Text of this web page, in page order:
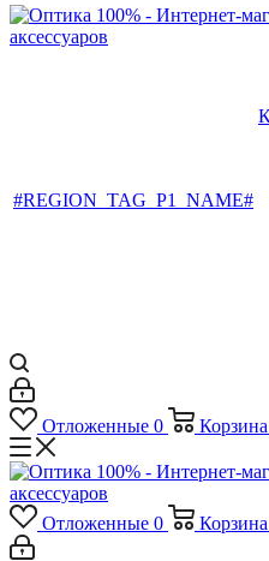
#REGION_TAG_P1_NAME#
Отложенные 0 Корзина
Отложенные 0 Корзина